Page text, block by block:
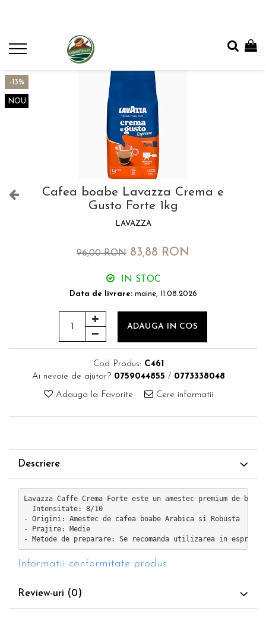
-13%
NOU
Cafea boabe Lavazza Crema e
Gusto Forte 1kg
LAVAZZA
96,00 RON 83,88 RON
IN STOC
Data de livrare:maine, 11.08.2026
ADAUGA IN COS
Cod Produs: C461
Ai nevoie de ajutor? 0759044855 / 0773338048
Adauga la Favorite Cere informatii
Descriere
Lavazza Caffe Crema Forte este un amestec premium
Intensitate: 8/10
- Origini: Amestec de cafea boabe Arabica si Robusta
- Prajire: Medie
Informatii conformitate produs
Review-uri (0)